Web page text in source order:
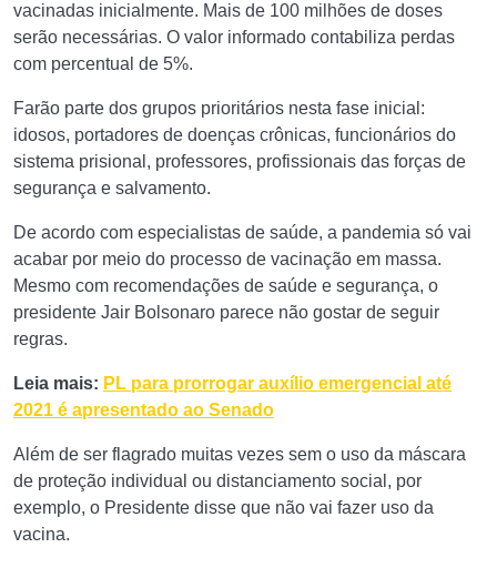
vacinadas inicialmente. Mais de 100 milhões de doses
serão necessárias. O valor informado contabiliza perdas
com percentual de 5%.
Farão parte dos grupos prioritários nesta fase inicial:
idosos, portadores de doenças crônicas, funcionários do
sistema prisional, professores, profissionais das forças de
segurança e salvamento.
De acordo com especialistas de saúde, a pandemia só vai
acabar por meio do processo de vacinação em massa.
Mesmo com recomendações de saúde e segurança, o
presidente Jair Bolsonaro parece não gostar de seguir
regras.
Leia mais: PL para prorrogar auxílio emergencial até
2021 é apresentado ao Senado
Além de ser flagrado muitas vezes sem o uso da máscara
de proteção individual ou distanciamento social, por
exemplo, o Presidente disse que não vai fazer uso da
vacina.